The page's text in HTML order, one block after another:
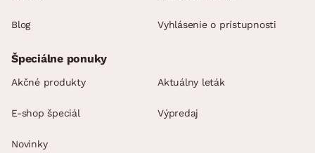
Blog Vyhlásenie o prístupnosti
Špeciálne ponuky
Akčné produkty Aktuálny leták
E-shop špeciál Výpredaj
Novinky